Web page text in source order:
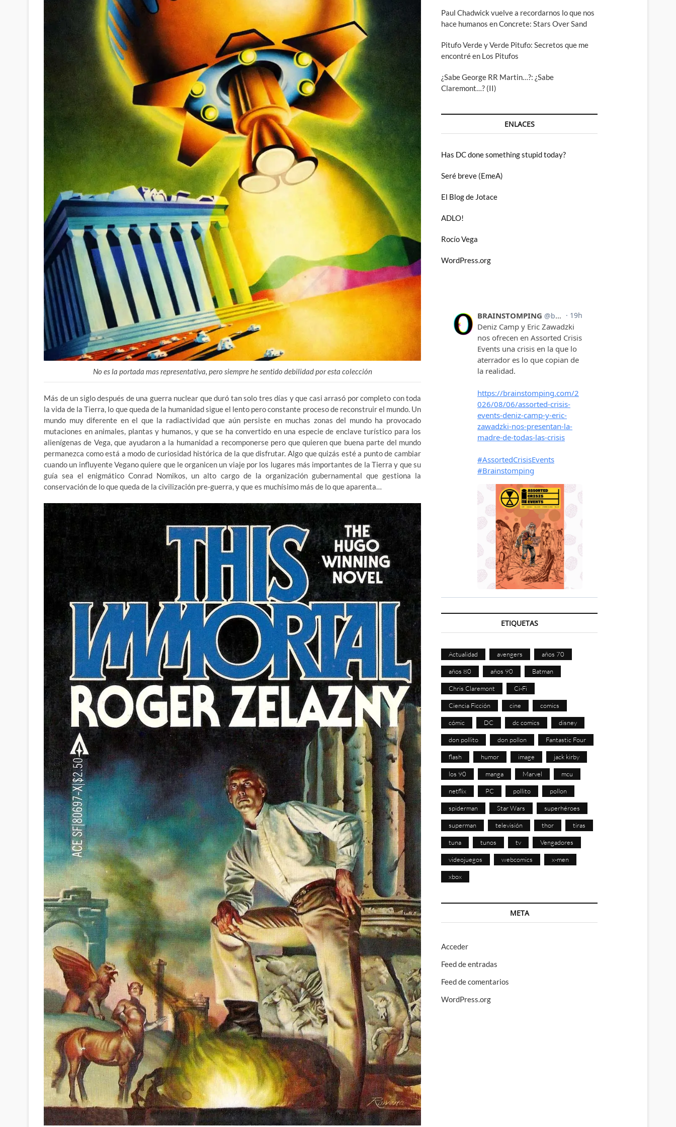
No es la portada mas representativa, pero siempre he sentido debilidad por esta colección
Más de un siglo después de una guerra nuclear que duró tan solo tres días y que casi arrasó por completo con toda
la vida de la Tierra, lo que queda de la humanidad sigue el lento pero constante proceso de reconstruir el mundo. Un
mundo muy diferente en el que la radiactividad que aún persiste en muchas zonas del mundo ha provocado
mutaciones en animales, plantas y humanos, y que se ha convertido en una especie de enclave turístico para los
alienígenas de Vega, que ayudaron a la humanidad a recomponerse pero que quieren que buena parte del mundo
permanezca como está a modo de curiosidad histórica de la que disfrutar. Algo que quizás esté a punto de cambiar
cuando un influyente Vegano quiere que le organicen un viaje por los lugares más importantes de la Tierra y que su
guía sea el enigmático Conrad Nomikos, un alto cargo de la organización gubernamental que gestiona la
conservación de lo que queda de la civilización pre-guerra, y que es muchísimo más de lo que aparenta…
Paul Chadwick vuelve a recordarnos lo que nos
hace humanos en Concrete: Stars Over Sand
Pitufo Verde y Verde Pitufo: Secretos que me
encontré en Los Pitufos
¿Sabe George RR Martin…?: ¿Sabe
Claremont…? (II)
ENLACES
Has DC done something stupid today?
Seré breve (EmeA)
El Blog de Jotace
ADLO!
Rocío Vega
WordPress.org
ETIQUETAS
Actualidad avengers años 70
años 80 años 90 Batman
Chris Claremont Ci-Fi
Ciencia Ficción cine comics
cómic DC dc comics disney
don pollito don pollon Fantastic Four
flash humor image jack kirby
los 90 manga Marvel mcu
netflix PC pollito pollon
spiderman Star Wars superhéroes
superman televisión thor tiras
tuna tunos tv Vengadores
videojuegos webcomics x-men
xbox
META
Acceder
Feed de entradas
Feed de comentarios
WordPress.org